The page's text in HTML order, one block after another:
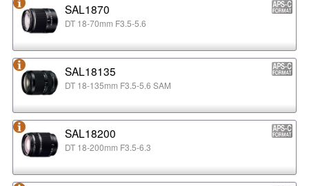
SAL1870
DT 18-70mm F3.5-5.6
SAL18135
DT 18-135mm F3.5-5.6 SAM
SAL18200
DT 18-200mm F3.5-6.3